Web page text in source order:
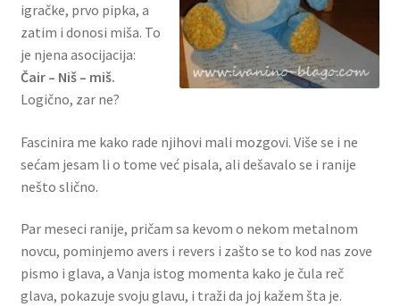
igračke, prvo pipka, a
zatim i donosi miša. To
je njena asocijacija:
Čair – Niš – miš.
Logično, zar ne?
Fascinira me kako rade njihovi mali mozgovi. Više se i ne
sećam jesam li o tome već pisala, ali dešavalo se i ranije
nešto slično.
Par meseci ranije, pričam sa kevom o nekom metalnom
novcu, pominjemo avers i revers i zašto se to kod nas zove
pismo i glava, a Vanja istog momenta kako je čula reč
glava, pokazuje svoju glavu, i traži da joj kažem šta je.